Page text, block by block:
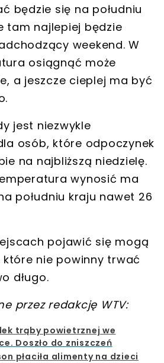
będzie się na południu
tam najlepiej będzie
weekend. W
osiągnąć może
a jeszcze cieplej ma być
jest niezwykle
osób, które odpoczynek
na najbliższą niedzielę.
wynosić ma
południu kraju nawet 26
pojawić się mogą
nie powinny trwać
długo.
przez redakcję WTV:
trąby powietrznej we
Doszło do zniszczeń
płaciła alimenty na dzieci